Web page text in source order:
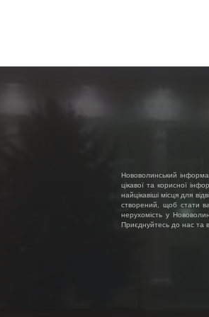
Нововолинський
цікавої та корисної
найцікавіші місця для
створений, щоб стати
нерухомість у
Приєднуйтесь до нас та